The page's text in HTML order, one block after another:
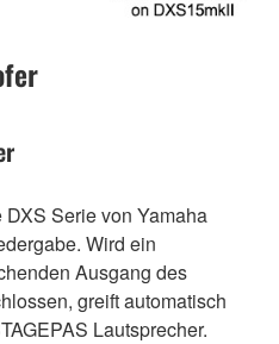
Serie von Yamaha
Wird ein
Ausgang des
greift automatisch
Lautsprecher.